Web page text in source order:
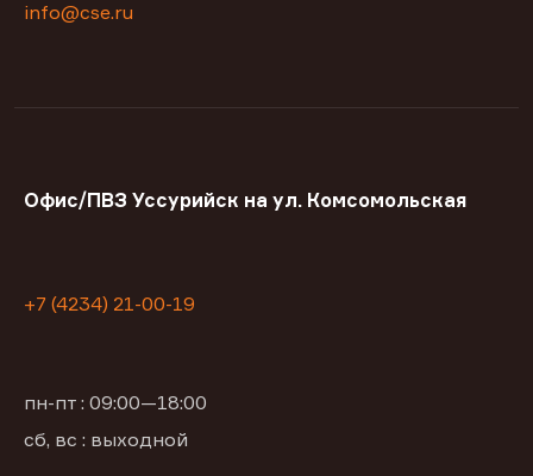
info@cse.ru
Офис/ПВЗ Уссурийск на ул. Комсомольская
+7 (4234) 21-00-19
пн-пт : 09:00—18:00
сб, вс : выходной